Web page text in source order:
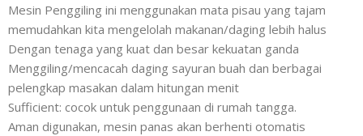
Mesin Penggiling ini menggunakan mata pisau yang tajam
memudahkan kita mengelolah makanan/daging lebih halus
Dengan tenaga yang kuat dan besar kekuatan ganda
Menggiling/mencacah daging sayuran buah dan berbagai
pelengkap masakan dalam hitungan menit
Sufficient: cocok untuk penggunaan di rumah tangga.
Aman digunakan, mesin panas akan berhenti otomatis